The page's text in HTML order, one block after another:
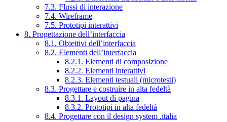
7.3. Flussi di interazione
7.4. Wireframe
7.5. Prototipi interattivi
8. Progettazione dell’interfaccia
8.1. Obiettivi dell’interfaccia
8.2. Elementi dell’interfaccia
8.2.1. Elementi di composizione
8.2.2. Elementi interattivi
8.2.3. Elementi testuali (microtesti)
8.3. Progettare e costruire in alta fedeltà
8.3.1. Layout di pagina
8.3.2. Prototipi in alta fedeltà
8.4. Progettare con il design system .italia